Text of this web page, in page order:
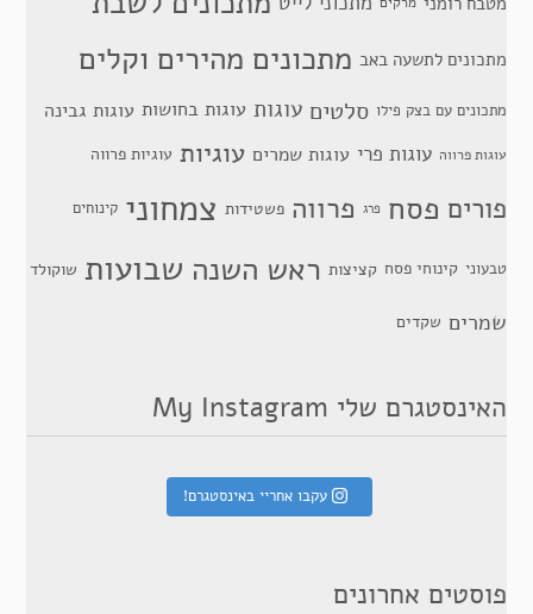
מתכונים לתשעה באב מתכונים מהירים וקלים
מתכונים עם בצק פילו סלטים עוגות עוגות בחושות עוגות גבינה
עוגות פרווה עוגות פרי עוגות שמרים עוגיות עוגיות פרווה
פורים פסח פרג פרווה פשטידות צמחוני קינוחים
טבעוני קינוחי פסח קציצות ראש השנה שבועות שוקולד
שמרים שקדים
האינסטגרם שלי My Instagram
עקבו אחריי באינסטגרם!
פוסטים אחרונים